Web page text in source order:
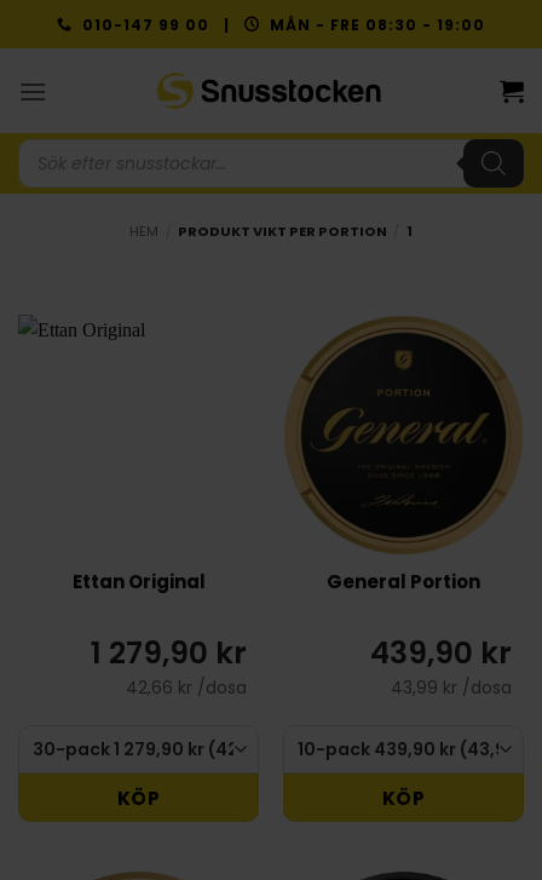
to
010-147 99 00 | MÅN - FRE 08:30 - 19:00
Produktsökning
HEM PRODUKT VIKT PER PORTION 1
Ettan Original
1 279,90 kr
42,66 kr /dosa
KÖP
General Portion
439,90 kr
43,99 kr /dosa
KÖP